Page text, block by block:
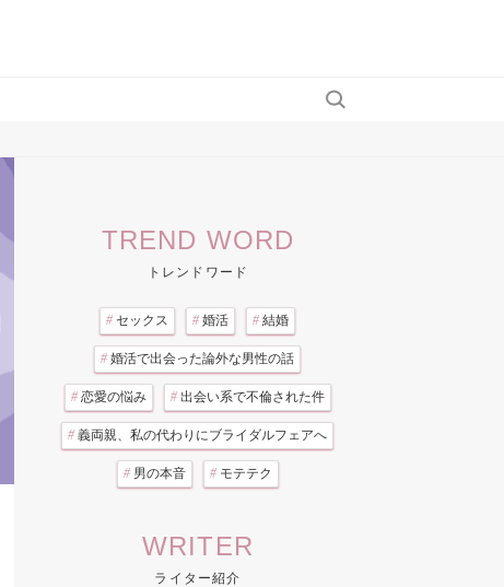
TREND WORD
トレンドワード
# セックス # 婚活 # 結婚
# 婚活で出会った論外な男性の話
# 恋愛の悩み # 出会い系で不倫された件
# 義両親、私の代わりにブライダルフェアへ
# 男の本音 # モテテク
WRITER
ライター紹介